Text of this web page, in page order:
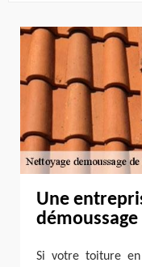
Une
Si votre toiture